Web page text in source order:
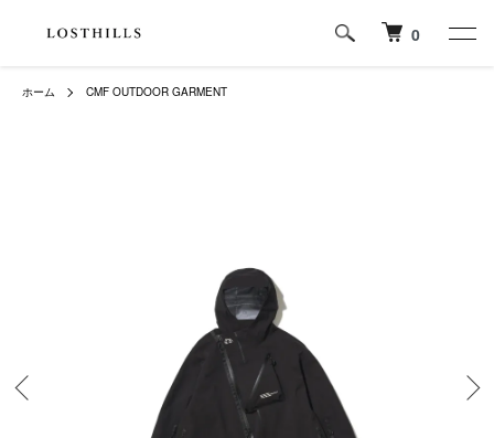
0
ホーム CMF OUTDOOR GARMENT